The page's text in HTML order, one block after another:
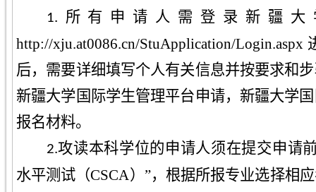
1.
所有申请人需登录新疆
http://xju.at0086.cn/StuApplication/
后，需要详细填写个人有关信息并按要求和
新疆大学国际学生管理平台申请，新疆大学
报名材料。
2.攻读本科学位的申请人须在提交申请
水平测试（CSCA）”，根据所报专业选择相